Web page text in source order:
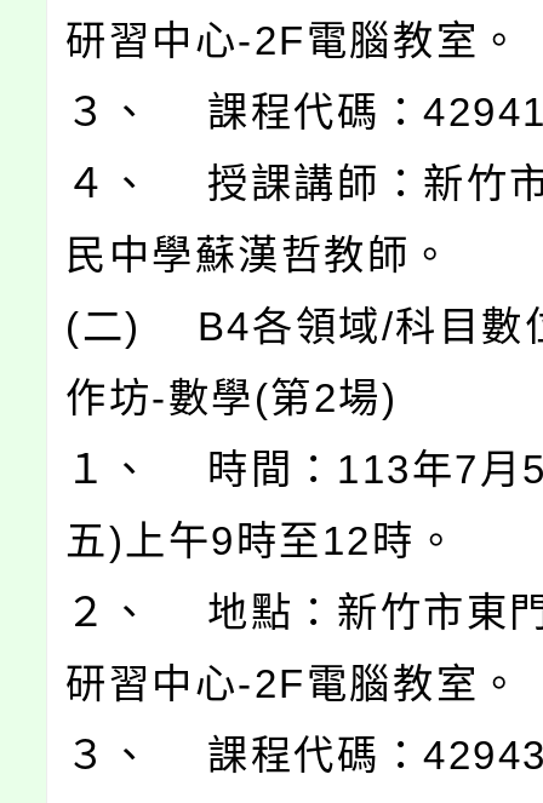
研習中心-2F電腦教室。
３、 課程代碼：
４、 授課講師：新竹
民中學蘇漢哲教師。
(二) B4各領域/科目數
作坊-數學(第2場)
１、 時間：113年7月
五)上午9時至12時。
２、 地點：新竹市東
研習中心-2F電腦教室。
３、 課程代碼：